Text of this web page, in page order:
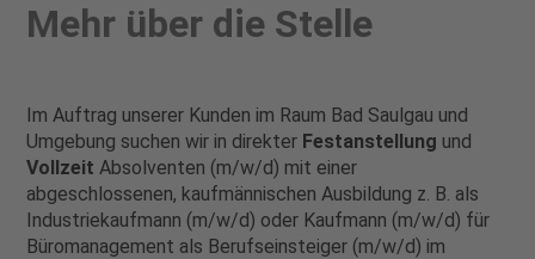
Mehr über die Stelle
Im Auftrag unserer Kunden im Raum Bad Saulgau und
Umgebung suchen wir in direkter Festanstellung und
Vollzeit Absolventen (m/w/d) mit einer
abgeschlossenen, kaufmännischen Ausbildung z. B. als
Industriekaufmann (m/w/d) oder Kaufmann (m/w/d) für
Büromanagement als Berufseinsteiger (m/w/d) im